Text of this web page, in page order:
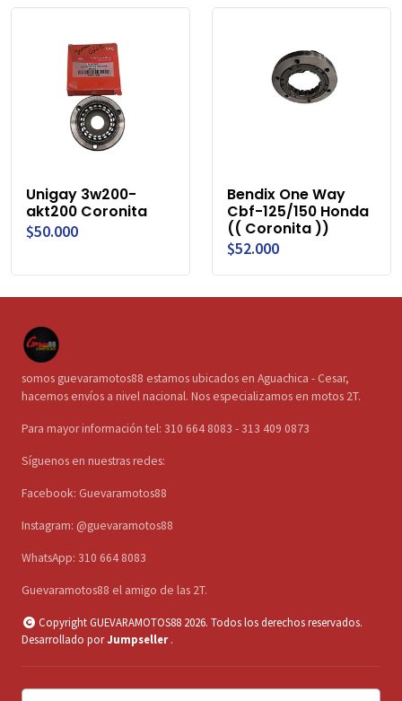
Unigay 3w200-
akt200 Coronita
$50.000
Bendix One Way
Cbf-125/150 Honda
(( Coronita ))
$52.000
somos guevaramotos88 estamos ubicados en Aguachica - Cesar,
hacemos envíos a nivel nacional. Nos especializamos en motos 2T.
Para mayor información tel: 310 664 8083 - 313 409 0873
Síguenos en nuestras redes:
Facebook: Guevaramotos88
Instagram: @guevaramotos88
WhatsApp: 310 664 8083
Guevaramotos88 el amigo de las 2T.
Copyright GUEVARAMOTOS88 2026. Todos los derechos reservados.
Desarrollado porJumpseller .